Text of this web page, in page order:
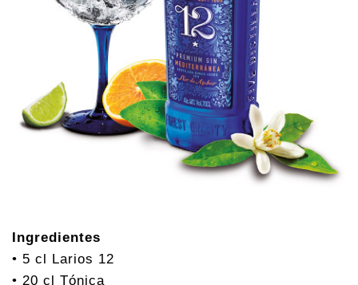
Ingredientes
• 5 cl Larios 12
• 20 cl Tónica